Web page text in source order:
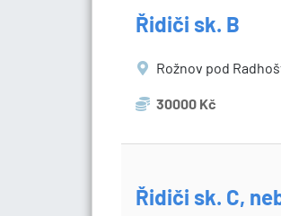
Řidiči sk. B
Rožnov pod
30000 Kč
Řidiči sk. C,